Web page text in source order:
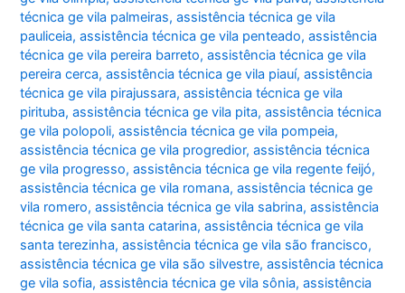
técnica ge vila palmeiras,assistência técnica ge vila
pauliceia,assistência técnica ge vila penteado,assistência
técnica ge vila pereira barreto,assistência técnica ge vila
pereira cerca,assistência técnica ge vila piauí,assistência
técnica ge vila pirajussara,assistência técnica ge vila
pirituba,assistência técnica ge vila pita,assistência técnica
ge vila polopoli,assistência técnica ge vila pompeia,
assistência técnica ge vila progredior,assistência técnica
ge vila progresso,assistência técnica ge vila regente feijó,
assistência técnica ge vila romana,assistência técnica ge
vila romero,assistência técnica ge vila sabrina,assistência
técnica ge vila santa catarina,assistência técnica ge vila
santa terezinha,assistência técnica ge vila são francisco,
assistência técnica ge vila são silvestre,assistência técnica
ge vila sofia,assistência técnica ge vila sônia,assistência